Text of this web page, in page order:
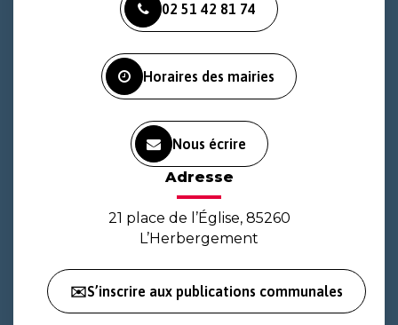
le
compte
le
compte
la
chaîne
02 51 42 81 74
Horaires des mairies
Nous écrire
Adresse
21 place de l’Église, 85260
L’Herbergement
✉️S’inscrire aux publications communales